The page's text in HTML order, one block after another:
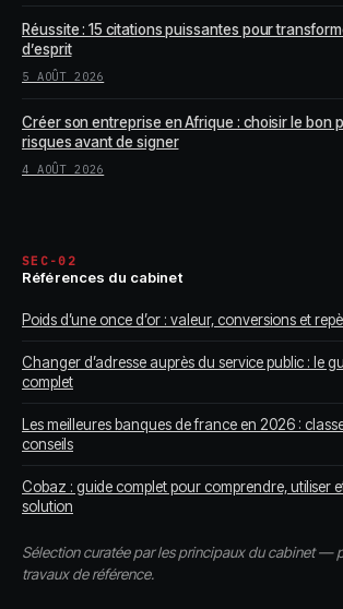
Réussite : 15 citations puissantes pour
d’esprit
5 AOÛT 2026
Créer son entreprise en Afrique : choisir le bon
risques avant de signer
4 AOÛT 2026
SEC-02
Références du cabinet
Poids d’une once d’or : valeur, conversions et
Changer d’adresse auprès du service public : le
complet
Les meilleures banques de france en 2026 :
conseils
Cobaz : guide complet pour comprendre, utiliser
solution
Sélection curatée par les principaux du cabinet —
travaux de référence.